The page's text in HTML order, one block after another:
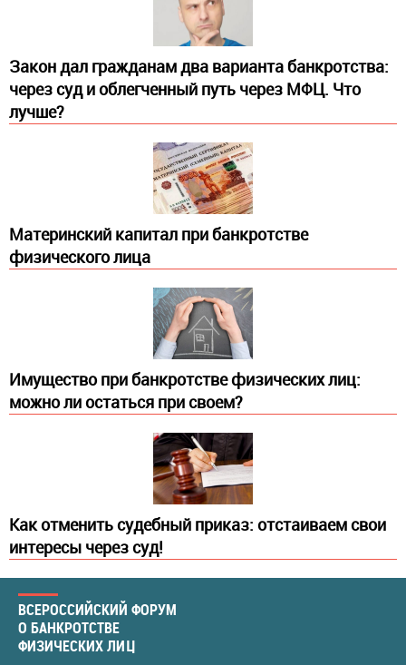
Закон дал гражданам два варианта банкротства:
через суд и облегченный путь через МФЦ. Что
лучше?
Материнский капитал при банкротстве
физического лица
Имущество при банкротстве физических лиц:
можно ли остаться при своем?
​Как отменить судебный приказ: отстаиваем свои
интересы через суд!
ВСЕРОССИЙСКИЙ ФОРУМ
О БАНКРОТСТВЕ
ФИЗИЧЕСКИХ ЛИЦ